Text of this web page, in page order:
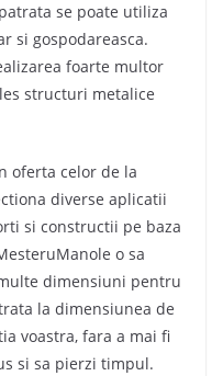
se poate utiliza
si gospodareasca.
foarte multor
structuri metalice
oferta celor de la
diverse aplicatii
si constructii pe baza
o sa
dimensiuni pentru
la dimensiunea de
voastra, fara a mai fi
si sa pierzi timpul.